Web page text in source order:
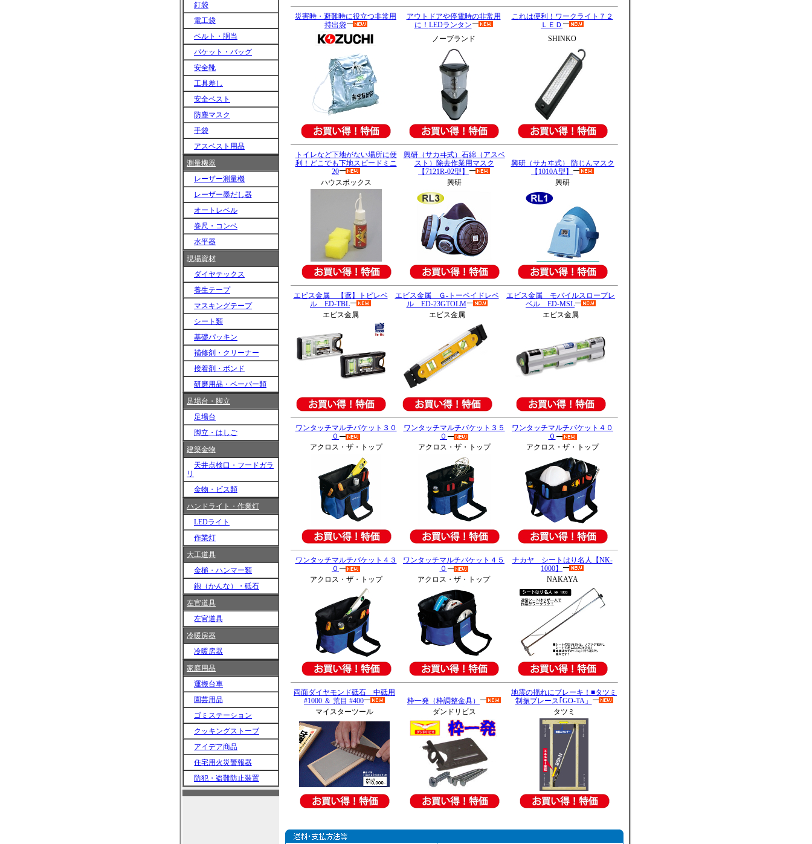
釘袋
電工袋
ベルト・胴当
バケット・バッグ
安全靴
工具差し
安全ベスト
防塵マスク
手袋
アスベスト用品
測量機器
レーザー測量機
レーザー墨だし器
オートレベル
巻尺・コンベ
水平器
現場資材
ダイヤテックス
養生テープ
マスキングテープ
シート類
基礎パッキン
補修剤・クリーナー
接着剤・ボンド
研磨用品・ペーパー類
足場台・脚立
足場台
脚立・はしご
建築金物
天井点検口・フードガラ
リ
金物・ビス類
ハンドライト・作業灯
LEDライト
作業灯
大工道具
金槌・ハンマー類
鉋（かんな）・砥石
左官道具
左官道具
冷暖房器
冷暖房器
家庭用品
運搬台車
園芸用品
ゴミステーション
クッキングストーブ
アイデア商品
住宅用火災警報器
防犯・盗難防止装置
災害時・避難時に役立つ非常用
持出袋
アウトドアや停電時の非常用
に！ LEDランタン
これは便利！ワークライト７２
ＬＥＤ
ノーブランド
SHINKO
トイレなど下地がない場所に便
利！どこでも下地スピードミニ
20
興研（サカヰ式） 石綿（アスベ
スト）除去作業用マスク
【7121R-02型】
興研（サカヰ式）
防じんマスク
【1010A型】
ハウスボックス
興研 興研
エビス金属 【鳶】トビレベ
ル ED-TBL
エビス金属 Ｇ-トーペイドレベ
ル ED-23GTOLM
エビス金属 モバイルスロープレ
ベル ED-MSL
エビス金属
エビス金属 エビス金属
ワンタッチマルチバケット３０
０
ワンタッチマルチバケット３５
０
ワンタッチマルチバケット４０
０
アクロス・ザ・トップ
アクロス・ザ・トップ アクロス・ザ・トップ
ワンタッチマルチバケット４３
０
ワンタッチマルチバケット４５
０
ナカヤ シートはり名人【NK-
1000】
アクロス・ザ・トップ
アクロス・ザ・トップ NAKAYA
両面ダイヤモンド砥石 中砥用
#1000 ＆ 荒目 #400
枠一発（枠調整金具）
地震の揺れにブレーキ！■タツミ
制振ブレース｢GO-TA」
マイスターツール
ダンドリビス タツミ